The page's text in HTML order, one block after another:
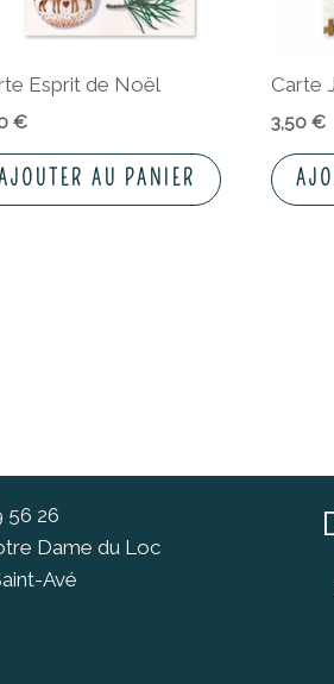
Esprit de Noël
€
AU PANIER
Carte
3,50€
56 26
Dame du Loc
Avé